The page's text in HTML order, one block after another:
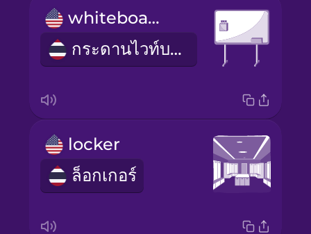
whiteboard
กระดานไวท์บอร์ด
locker
ล็อกเกอร์